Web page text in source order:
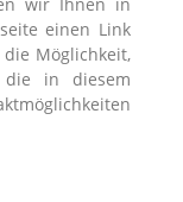
einen Link
Möglichkeit,
die in diesem